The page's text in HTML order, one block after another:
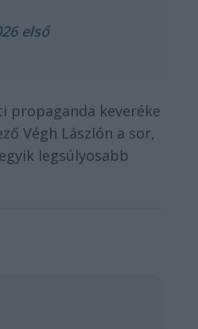
első
propaganda keveréke
Végh Lászlón a sor,
legsúlyosabb